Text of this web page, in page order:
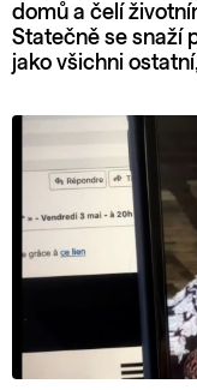
domů a čelí
Statečně se snaží
jako všichni